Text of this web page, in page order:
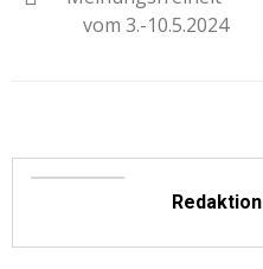
vom 3.-10.5.2024
Redaktion